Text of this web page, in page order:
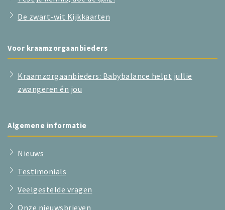
De zwart-wit Kijkkaarten
Voor kraamzorgaanbieders
Kraamzorgaanbieders: Babybalance helpt jullie
zwangeren én jou
Algemene informatie
Nieuws
Testimonials
Veelgestelde vragen
Onze nieuwsbrieven